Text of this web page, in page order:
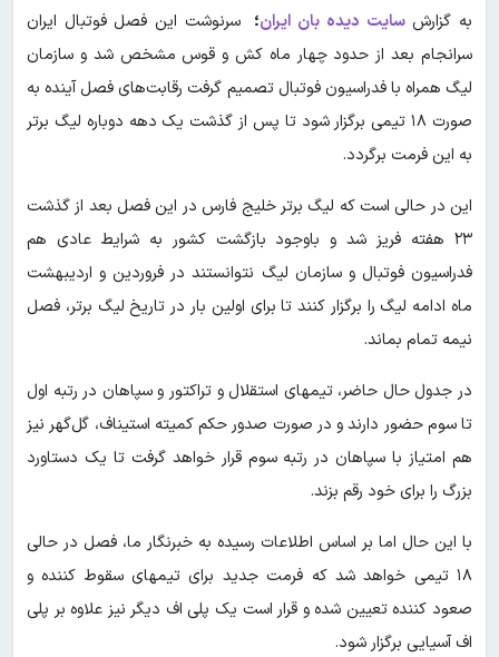
به گزارشسایت دیده بان ایران؛
سرنوشت این فصل فوتبال ایران
سرانجام بعد از حدود چهار ماه کش و قوس مشخص شد و سازمان
لیگ همراه با فدراسیون فوتبال تصمیم گرفت رقابت‌های فصل آینده به
صورت ۱۸ تیمی برگزار شود تا پس از گذشت یک دهه دوباره لیگ برتر
به این فرمت برگردد.
این در حالی است که لیگ برتر خلیج فارس در این فصل بعد از گذشت
۲۳ هفته فریز شد و باوجود بازگشت کشور به شرایط عادی هم
فدراسیون فوتبال و سازمان لیگ نتوانستند در فروردین و اردیبهشت
ماه ادامه لیگ را برگزار کنند تا برای اولین بار در تاریخ لیگ برتر، فصل
نیمه تمام بماند.
در جدول حال حاضر، تیمهای استقلال و تراکتور و سپاهان در رتبه اول
تا سوم حضور دارند و در صورت صدور حکم کمیته استیناف، گل‌گهر نیز
هم امتیاز با سپاهان در رتبه سوم قرار خواهد گرفت تا یک دستاورد
بزرگ را برای خود رقم بزند.
با این حال اما بر اساس اطلاعات رسیده به خبرنگار ما، فصل در حالی
۱۸ تیمی خواهد شد که فرمت جدید برای تیمهای سقوط کننده و
صعود کننده تعیین شده و قرار است یک پلی اف دیگر نیز علاوه بر پلی
اف آسیایی برگزار شود.